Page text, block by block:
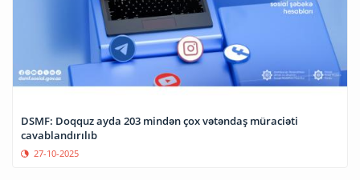
DSMF: Doqquz ayda 203 mindən çox vətəndaş müraciəti
cavablandırılıb
27-10-2025